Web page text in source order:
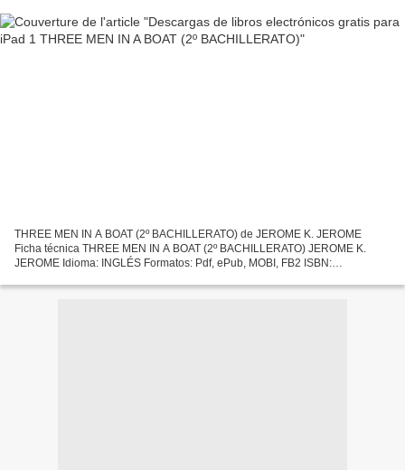
THREE MEN IN A BOAT (2º BACHILLERATO) de JEROME K. JEROME
Ficha técnica THREE MEN IN A BOAT (2º BACHILLERATO) JEROME K.
JEROME Idioma: INGLÉS Formatos: Pdf, ePub, MOBI, FB2 ISBN:
Descargar...